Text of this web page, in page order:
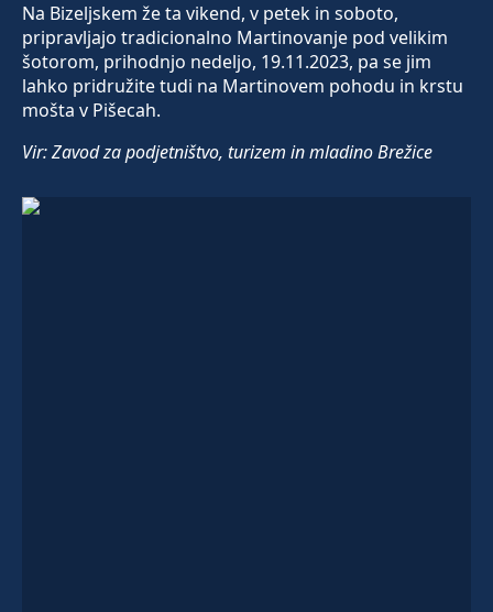
Na Bizeljskem že ta vikend, v petek in soboto,
pripravljajo tradicionalno Martinovanje pod velikim
šotorom, prihodnjo nedeljo, 19.11.2023, pa se jim
lahko pridružite tudi na Martinovem pohodu in krstu
mošta v Pišecah.
Vir: Zavod za podjetništvo, turizem in mladino Brežice